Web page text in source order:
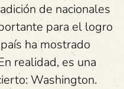
de nacionales
para el logro
ha mostrado
realidad, es una
Washington.